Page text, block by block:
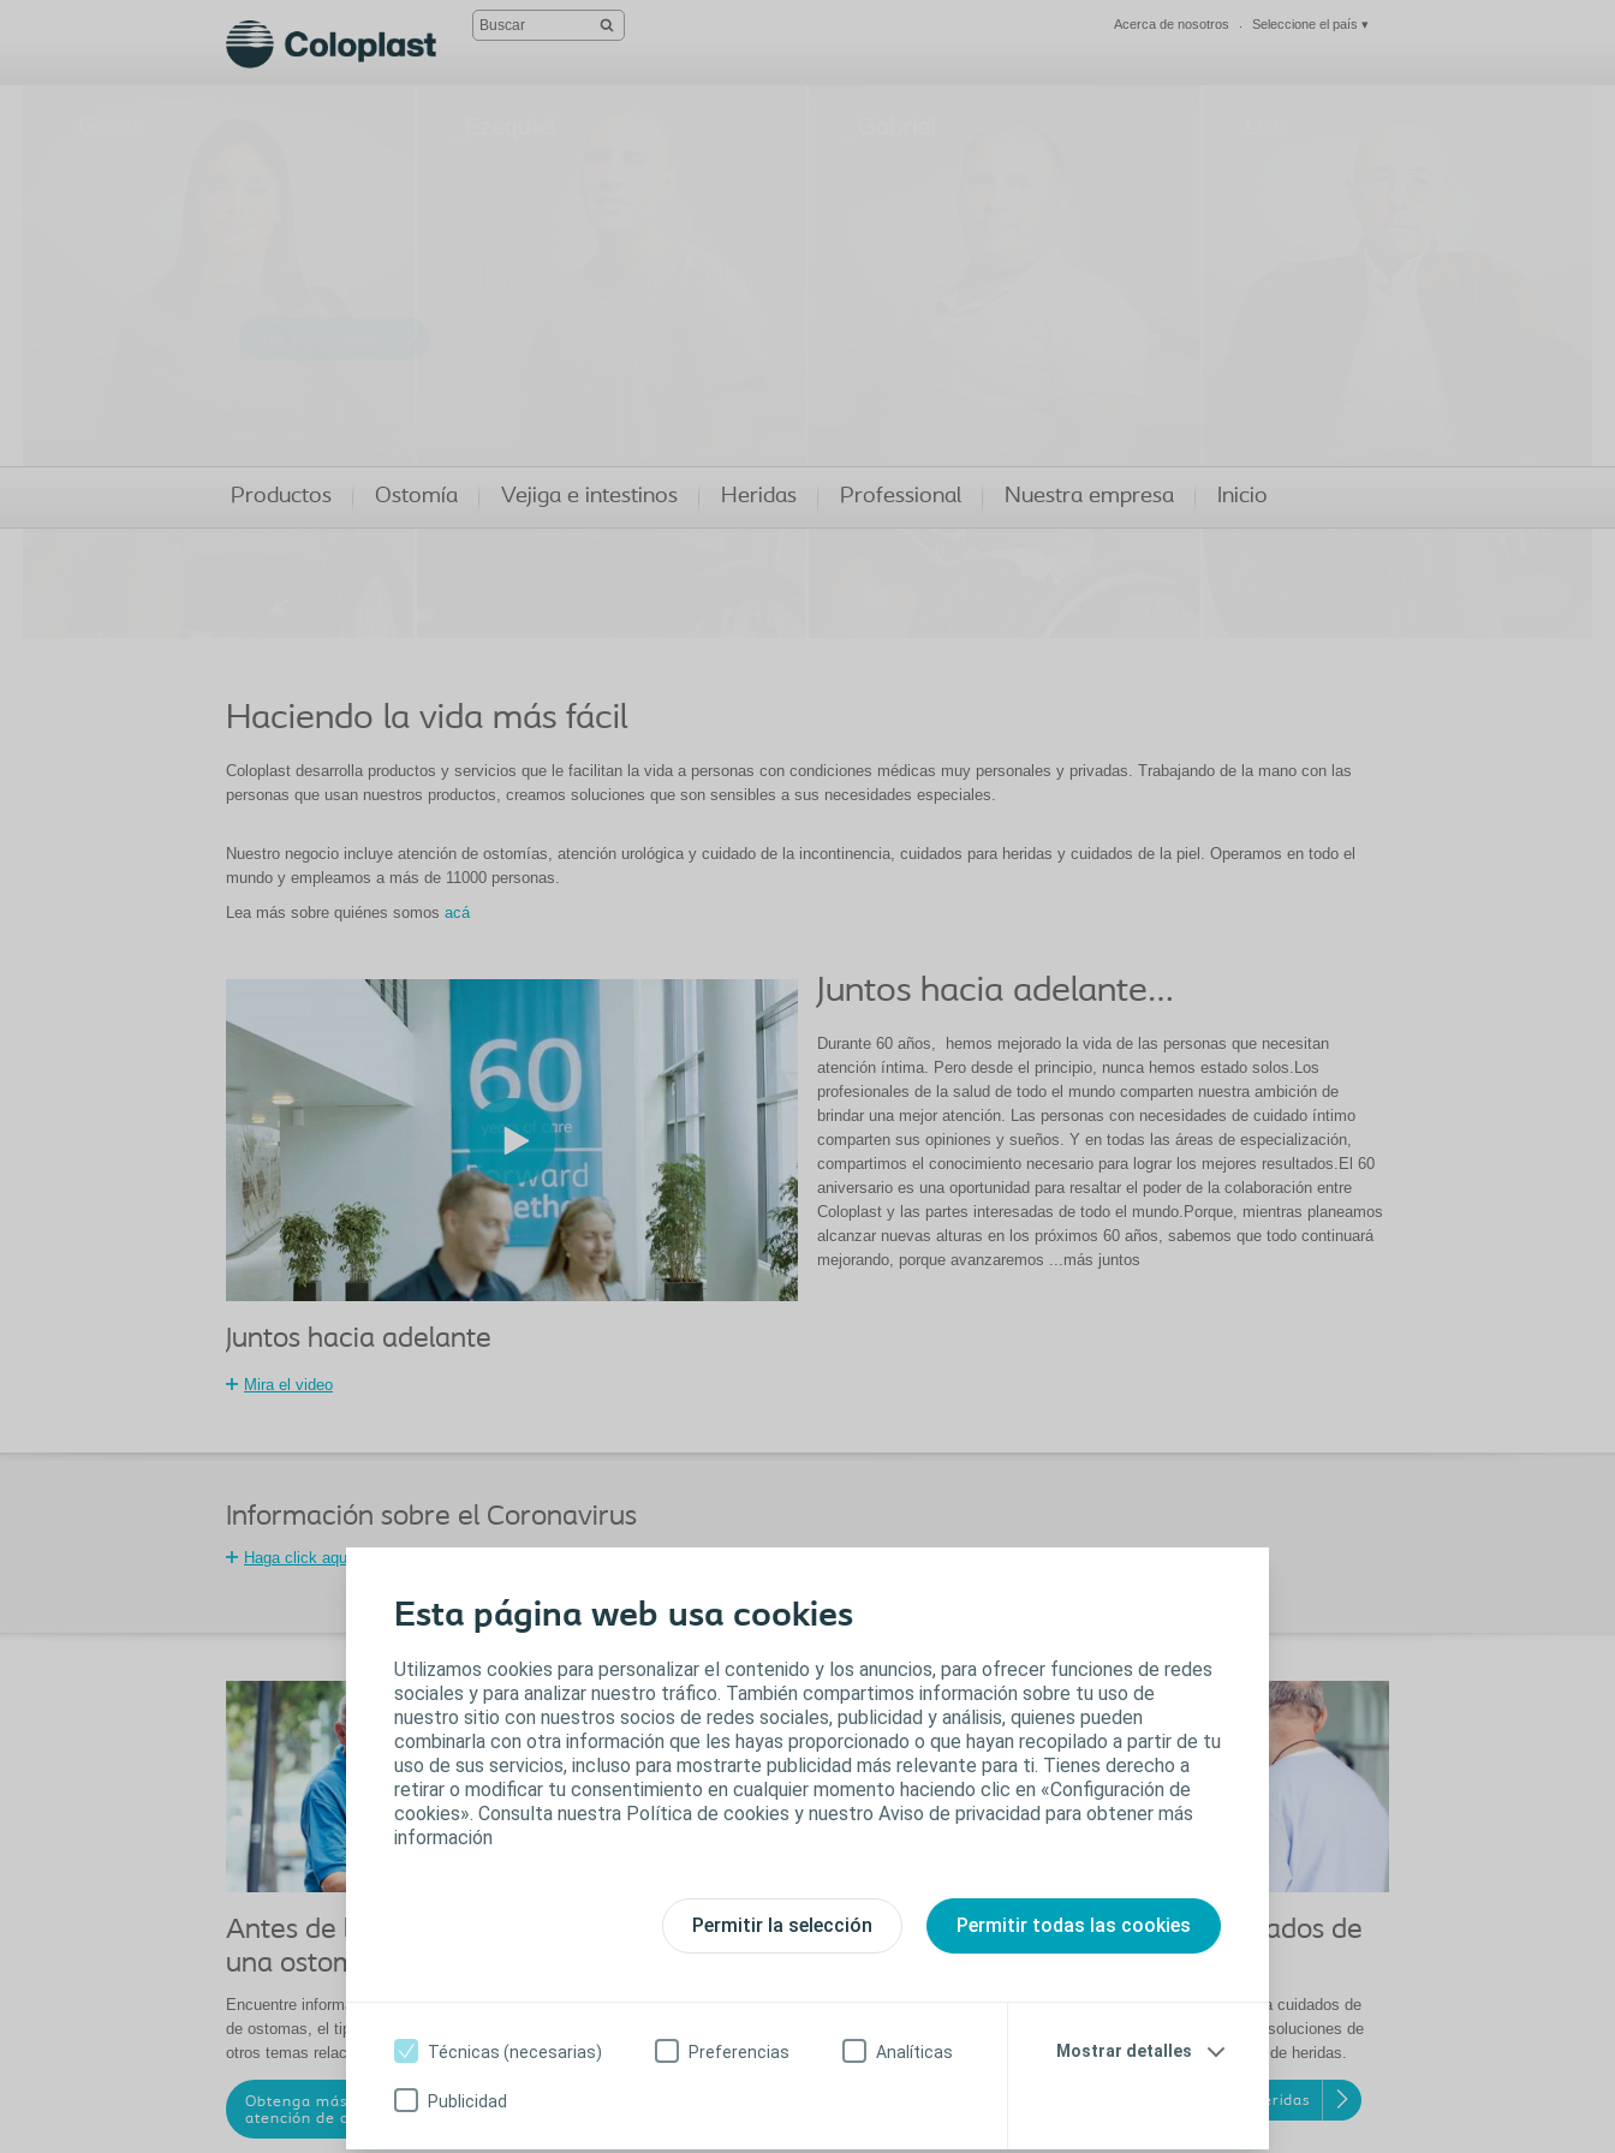
Esta página web usa cookies
Utilizamos cookies para personalizar el contenido y los anuncios, para ofrecer funciones de redes
sociales y para analizar nuestro tráfico. También compartimos información sobre tu uso de
nuestro sitio con nuestros socios de redes sociales, publicidad y análisis, quienes pueden
combinarla con otra información que les hayas proporcionado o que hayan recopilado a partir de tu
uso de sus servicios, incluso para mostrarte publicidad más relevante para ti. Tienes derecho a
retirar o modificar tu consentimiento en cualquier momento haciendo clic en «Configuración de
cookies». Consulta nuestra Política de cookies y nuestro Aviso de privacidad para obtener más
información
Permitir la selección Permitir todas las cookies
Técnicas (necesarias) Preferencias Analíticas
Publicidad
Mostrar detalles
Acerca de nosotros Seleccione el país ▾
Productos Ostomía Vejiga e intestinos Heridas Professional Nuestra empresa Inicio
Haciendo la vida más fácil
Coloplast desarrolla productos y servicios que le facilitan la vida a personas con condiciones médicas muy personales y privadas. Trabajando de la mano con las
personas que usan nuestros productos, creamos soluciones que son sensibles a sus necesidades especiales.
Nuestro negocio incluye atención de ostomías, atención urológica y cuidado de la incontinencia, cuidados para heridas y cuidados de la piel. Operamos en todo el
mundo y empleamos a más de 11000 personas.
Lea más sobre quiénes somos acá
Juntos hacia adelante
Mira el video
Juntos hacia adelante…
Durante 60 años, hemos mejorado la vida de las personas que necesitan
atención íntima. Pero desde el principio, nunca hemos estado solos.Los
profesionales de la salud de todo el mundo comparten nuestra ambición de
brindar una mejor atención. Las personas con necesidades de cuidado íntimo
comparten sus opiniones y sueños. Y en todas las áreas de especialización,
compartimos el conocimiento necesario para lograr los mejores resultados.El 60
aniversario es una oportunidad para resaltar el poder de la colaboración entre
Coloplast y las partes interesadas de todo el mundo.Porque, mientras planeamos
alcanzar nuevas alturas en los próximos 60 años, sabemos que todo continuará
mejorando, porque avanzaremos ...más juntos
Información sobre el Coronavirus
Haga click aquí para más información
Antes de la cirugía: Qué es
una ostomía
Encuentre información acerca de los diferentes tipos
de ostomas, el tipo de productos que estará usando y
otros temas relacionados.
Obtenga más información acerca de la
atención de ostomías
Afecciones de la vejiga y los
y de intestinos, la ayuda está a su alcance.
Productos para cuidados de
En nuestra cartera de productos para cuidados de
heridas, ofrecemos amplia gama de soluciones de
alta calidad para el manejo óptimo s de heridas.
Productos para cuidados de heridas